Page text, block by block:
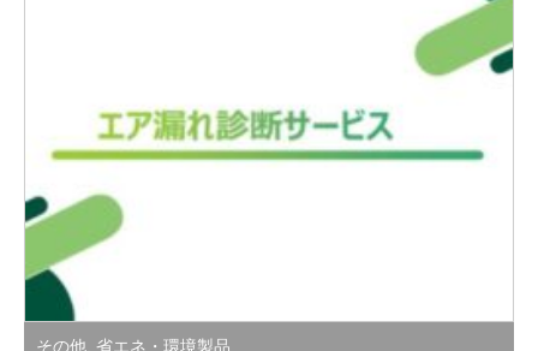
その他, 省エネ・環境製品